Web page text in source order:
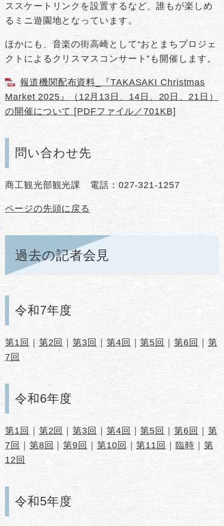
ススケートリンクを設置するなど、誰もが楽しめ
るミニ遊園地となっています。
ほかにも、音楽の街高崎として“おとまちプロジェ
クトによるクリスマスコンサート”も開催します。
報道機関配布資料_『TAKASAKI Christmas
Market 2025』（12月13日、14日、20日、21日）
の開催について [PDFファイル／701KB]
問い合わせ先
商工観光部観光課 電話：027-321-1257
ページの先頭に戻る
過去の記者会見
令和7年度
第1回 ｜第2回 ｜第3回 ｜ 第4回｜第5回 ｜第6回 ｜ 第
7回
令和6年度
第1回 ｜ 第2回 ｜第3回 ｜ 第4回 ｜第5回 ｜第6回 ｜ 第
7回 ｜ 第8回 ｜第9回 ｜ 第10回 ｜第11回 ｜ 臨時 ｜ 第
12回
令和5年度